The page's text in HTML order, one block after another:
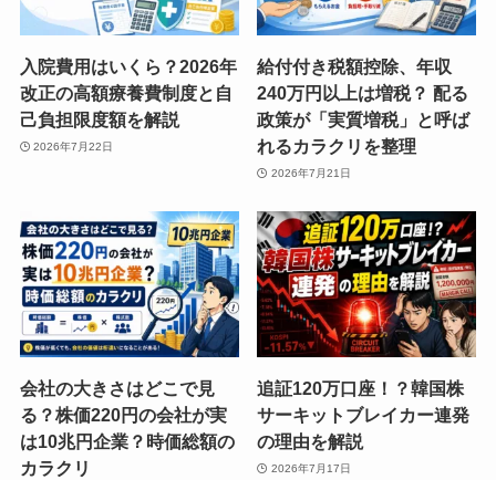
入院費用はいくら？2026年
改正の高額療養費制度と自
己負担限度額を解説
2026年7月22日
給付付き税額控除、年収
240万円以上は増税？ 配る
政策が「実質増税」と呼ば
れるカラクリを整理
2026年7月21日
会社の大きさはどこで見
る？株価220円の会社が実
は10兆円企業？時価総額の
カラクリ
追証120万口座！？韓国株
サーキットブレイカー連発
の理由を解説
2026年7月17日